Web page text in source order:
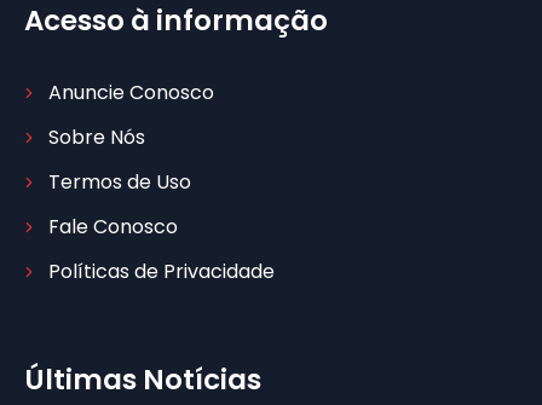
Acesso à informação
Anuncie Conosco
Sobre Nós
Termos de Uso
Fale Conosco
Políticas de Privacidade
Últimas Notícias